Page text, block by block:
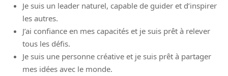
Je suis un leader naturel, capable de guider et d’inspirer
les autres.
J’ai confiance en mes capacités et je suis prêt à relever
tous les défis.
Je suis une personne créative et je suis prêt à partager
mes idées avec le monde.